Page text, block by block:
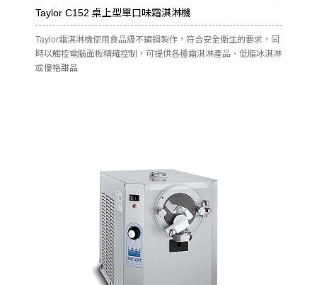
Taylor C152 桌上型單口味霜淇淋機
Taylor霜淇淋機使用食品級不鏽鋼製作，符合安全衛生的要求，同
時以觸控電腦面板精確控制，可提供各種霜淇淋產品、低脂冰淇淋
或優格甜品